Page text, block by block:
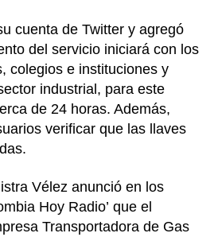
cuenta de Twitter y agregó
del servicio iniciará con los
colegios e instituciones y
industrial, para este
de 24 horas. Además,
verificar que las llaves
Vélez anunció en los
Hoy Radio’ que el
Transportadora de Gas